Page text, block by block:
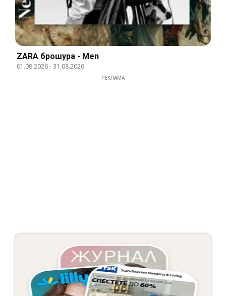
ZARA брошура - Men
01.08.2026-31.08.2026
РЕКЛАМА